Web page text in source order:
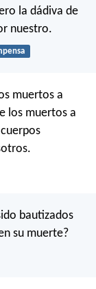
la dádiva de
nuestro.
muertos a
los muertos a
bautizados
su muerte?